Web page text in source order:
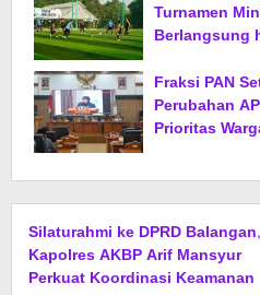
Turnamen
Berlangsung
Fraksi PAN
Perubahan
Prioritas
Silaturahmi ke DPRD Balangan,
Kapolres AKBP Arif Mansyur
Perkuat Koordinasi Keamanan